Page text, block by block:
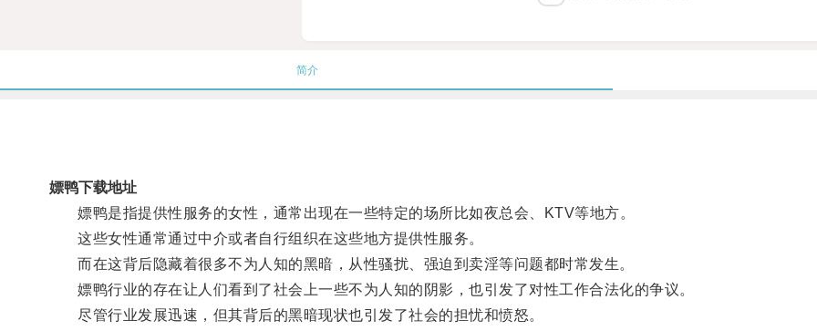
简介
嫖鸭下载地址
嫖鸭是指提供性服务的女性，通常出现在一些特定的场所比如夜总会、KTV等地方。
这些女性通常通过中介或者自行组织在这些地方提供性服务。
而在这背后隐藏着很多不为人知的黑暗，从性骚扰、强迫到卖淫等问题都时常发生。
嫖鸭行业的存在让人们看到了社会上一些不为人知的阴影，也引发了对性工作合法化的争议。
尽管行业发展迅速，但其背后的黑暗现状也引发了社会的担忧和愤怒。